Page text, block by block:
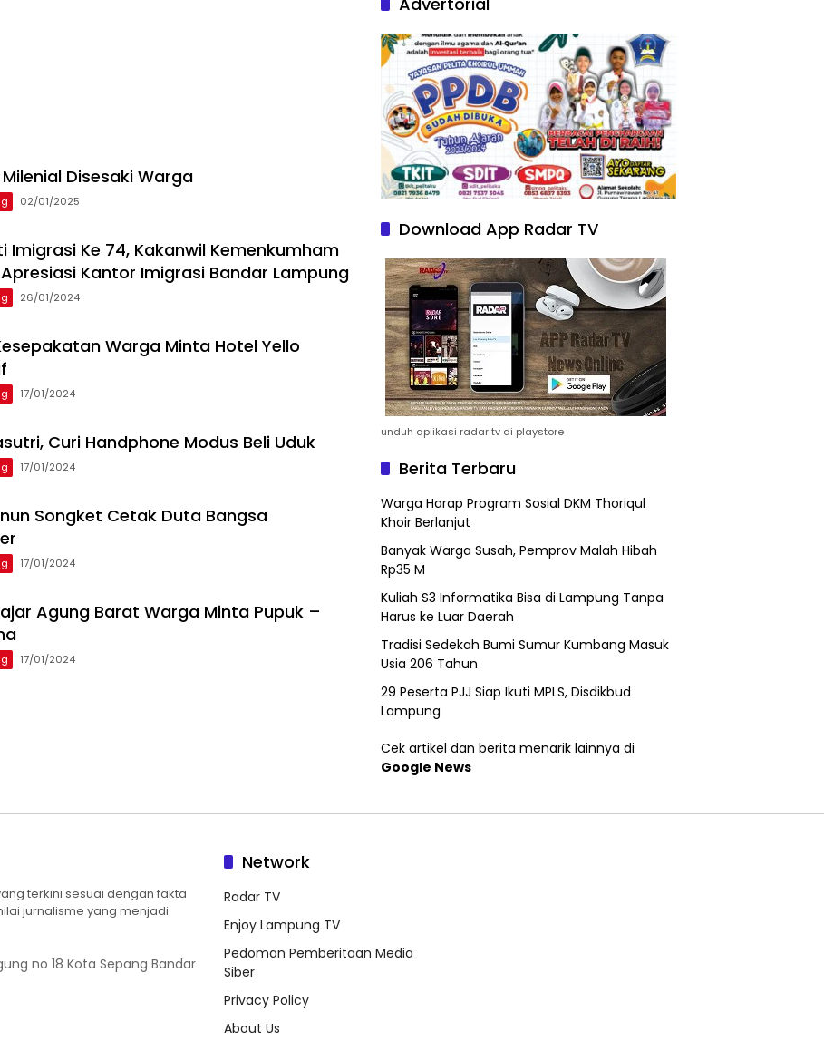
Milenial Disesaki Warga
02/01/2025
Imigrasi Ke 74, Kakanwil Kemenkumham
Kantor Imigrasi Bandar Lampung
26/01/2024
Warga Minta Hotel Yello
17/01/2024
Curi Handphone Modus Beli Uduk
17/01/2024
Songket Cetak Duta Bangsa
17/01/2024
Agung Barat Warga Minta Pupuk –
17/01/2024
Download App Radar TV
unduh aplikasi radar tv di playstore
Berita Terbaru
Warga Harap Program Sosial DKM Thoriqul
Khoir Berlanjut
Banyak Warga Susah, Pemprov Malah Hibah
Rp35 M
Kuliah S3 Informatika Bisa di Lampung Tanpa
Harus ke Luar Daerah
Tradisi Sedekah Bumi Sumur Kumbang Masuk
Usia 206 Tahun
29 Peserta PJJ Siap Ikuti MPLS, Disdikbud
Lampung
Cek artikel dan berita menarik lainnya di
Google News
terkini sesuai dengan fakta
jurnalisme yang menjadi
no 18 Kota Sepang Bandar
Network
Radar TV
Enjoy Lampung TV
Pedoman Pemberitaan Media
Siber
Privacy Policy
About Us